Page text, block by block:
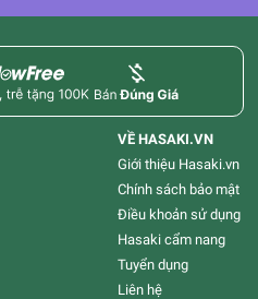
VỀ HASAKI.VN
Giới thiệu Hasaki.vn
Chính sách bảo mật
Điều khoản sử dụng
Hasaki cẩm nang
Tuyển dụng
Liên hệ